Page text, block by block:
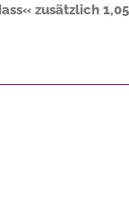
zusätzlich